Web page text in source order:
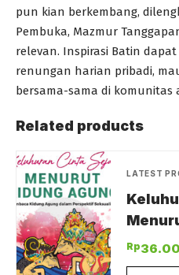
pun kian berkembang,
Pembuka, Mazmur
relevan. Inspirasi Batin
renungan harian pribadi,
bersama-sama di
Related products
LATEST
Rp